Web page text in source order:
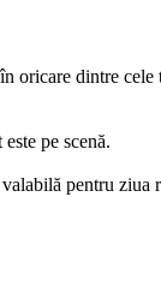
oricare dintre
pe scenă.
pentru ziua